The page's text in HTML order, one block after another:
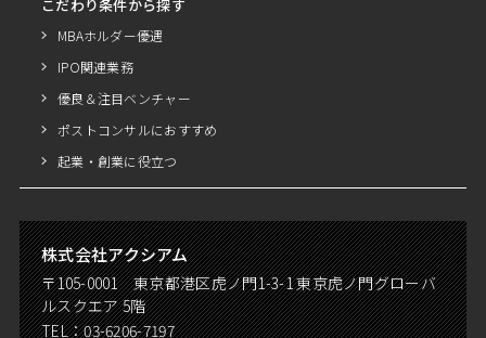
こだわり条件から探す
MBAホルダー優遇
IPO関連業務
優良＆注目ベンチャー
ポストコンサルにおすすめ
起業・創業に役立つ
株式会社アクシアム
〒105-0001 東京都港区虎ノ門1-3-1 東京虎ノ門グローバ
ルスクエア 5階
TEL：03-6206-7197